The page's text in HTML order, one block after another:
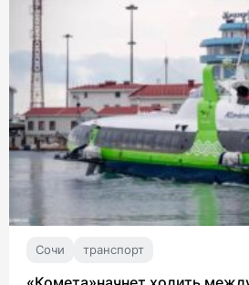
Сочи транспорт